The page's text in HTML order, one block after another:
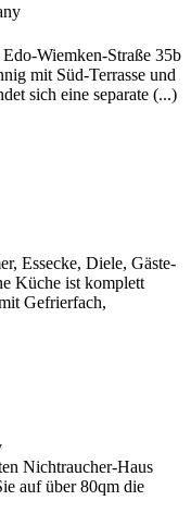
Wiemken-Straße 35b
mit Süd-Terrasse und
sich eine separate (...)
Essecke, Diele, Gäste-
Küche ist komplett
Gefrierfach,
Nichtraucher-Haus
auf über 80qm die